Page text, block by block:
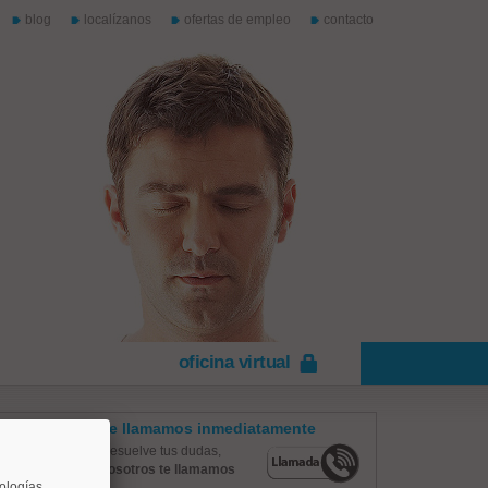
blog localízanos ofertas de empleo contacto
oficina virtual
Te llamamos inmediatamente
Resuelve tus dudas,
nosotros te llamamos